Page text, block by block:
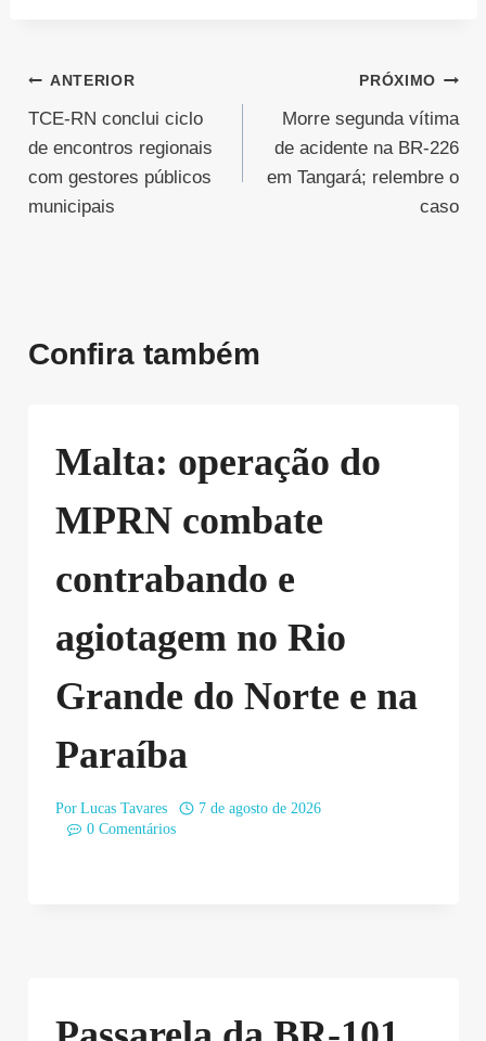
Navegação
de
Post
ANTERIOR
TCE-RN conclui ciclo
de encontros regionais
com gestores públicos
municipais
PRÓXIMO
Morre segunda vítima
de acidente na BR-226
em Tangará; relembre o
caso
Confira também
Malta: operação do
MPRN combate
contrabando e
agiotagem no Rio
Grande do Norte e na
Paraíba
Por Lucas Tavares
7 de agosto de 2026
0 Comentários